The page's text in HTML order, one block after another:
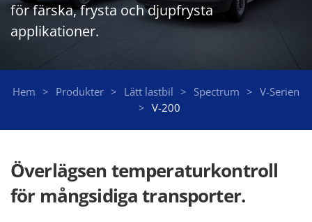
för färska, frysta och djupfrysta
applikationer.
Hem Produkter Lätt lastbil Spectrum
V-Serien
V-200
Överlägsen temperaturkontroll
för mångsidiga transporter.